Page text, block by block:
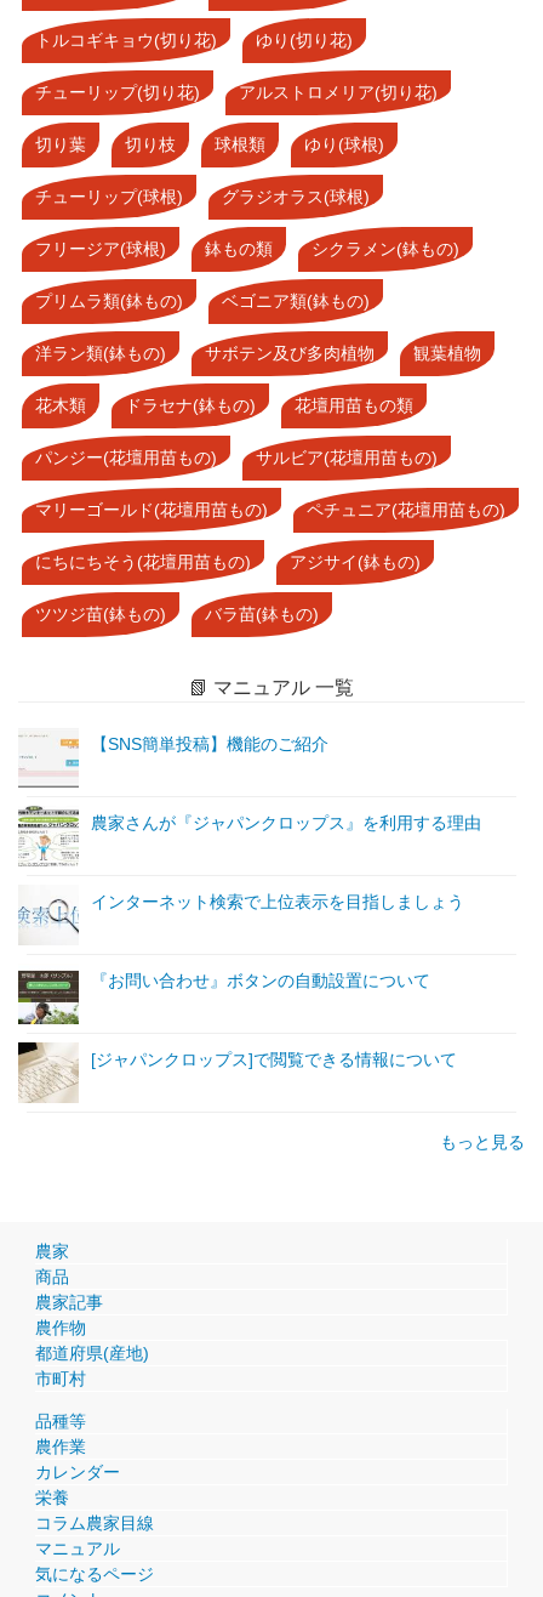
トルコギキョウ(切り花) ゆり(切り花)
チューリップ(切り花) アルストロメリア(切り花)
切り葉 切り枝 球根類 ゆり(球根)
チューリップ(球根) グラジオラス(球根)
フリージア(球根) 鉢もの類 シクラメン(鉢もの)
プリムラ類(鉢もの) ベゴニア類(鉢もの)
洋ラン類(鉢もの) サボテン及び多肉植物 観葉植物
花木類 ドラセナ(鉢もの) 花壇用苗もの類
パンジー(花壇用苗もの) サルビア(花壇用苗もの)
マリーゴールド(花壇用苗もの) ペチュニア(花壇用苗もの)
にちにちそう(花壇用苗もの) アジサイ(鉢もの)
ツツジ苗(鉢もの) バラ苗(鉢もの)
📗 マニュアル 一覧
【SNS簡単投稿】機能のご紹介
農家さんが『ジャパンクロップス』を利用する理由
インターネット検索で上位表示を目指しましょう
『お問い合わせ』ボタンの自動設置について
[ジャパンクロップス]で閲覧できる情報について
もっと見る
農家
商品
農家記事
農作物
都道府県(産地)
市町村
品種等
農作業
カレンダー
栄養
コラム農家目線
マニュアル
気になるページ